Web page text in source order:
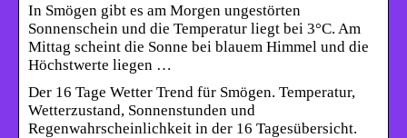
In Smögen gibt es am Morgen ungestörten
Sonnenschein und die Temperatur liegt bei 3°C. Am
Mittag scheint die Sonne bei blauem Himmel und die
Höchstwerte liegen …
Der 16 Tage Wetter Trend für Smögen. Temperatur,
Wetterzustand, Sonnenstunden und
Regenwahrscheinlichkeit in der 16 Tagesübersicht.